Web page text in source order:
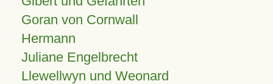
Goran von Cornwall
Hermann
Juliane Engelbrecht
Llewellwyn und Weonard